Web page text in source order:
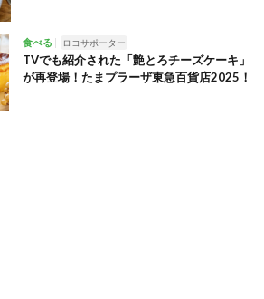
食べる ロコサポーター
TVでも紹介された「艶とろチーズケーキ」
が再登場！たまプラーザ東急百貨店2025！